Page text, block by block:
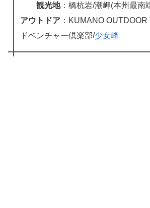
観光地：橋杭岩/潮岬(本州最南
アウトドア ：KUMANO
ドベンチャー倶楽部/少女峰